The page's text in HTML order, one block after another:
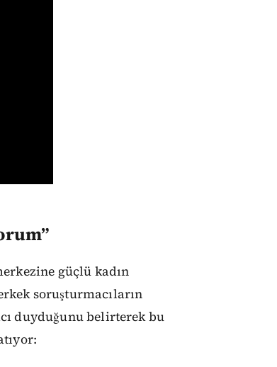
güçlü kadın
soruşturmacıların
duyduğunu belirterek bu